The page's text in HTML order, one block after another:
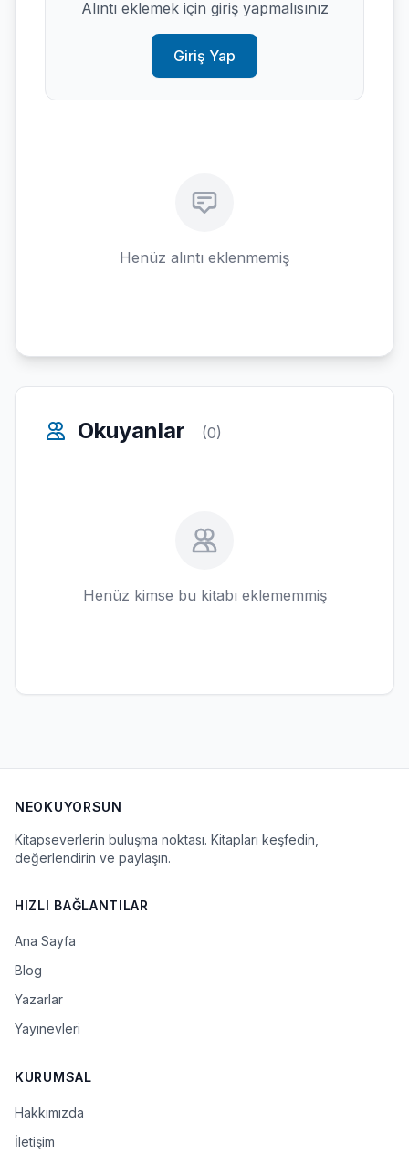
Alıntı eklemek için giriş yapmalısınız
Giriş Yap
Henüz alıntı eklenmemiş
Okuyanlar (0)
Henüz kimse bu kitabı eklememmiş
NEOKUYORSUN
Kitapseverlerin buluşma noktası. Kitapları keşfedin,
değerlendirin ve paylaşın.
HIZLI BAĞLANTILAR
Ana Sayfa
Blog
Yazarlar
Yayınevleri
KURUMSAL
Hakkımızda
İletişim